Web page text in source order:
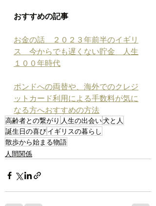
おすすめの記事
お金の話　２０２３年前半のイギリ
ス　今からでも遅くない貯金　人生
１００年時代
ポンドへの両替や、海外でのクレジ
ットカード利用による手数料が気に
なる方へおすすめの方法
高齢者との繋がり 人生の出会い犬と人
誕生日の喜びイギリスの暮らし
散歩から始まる物語
人間関係